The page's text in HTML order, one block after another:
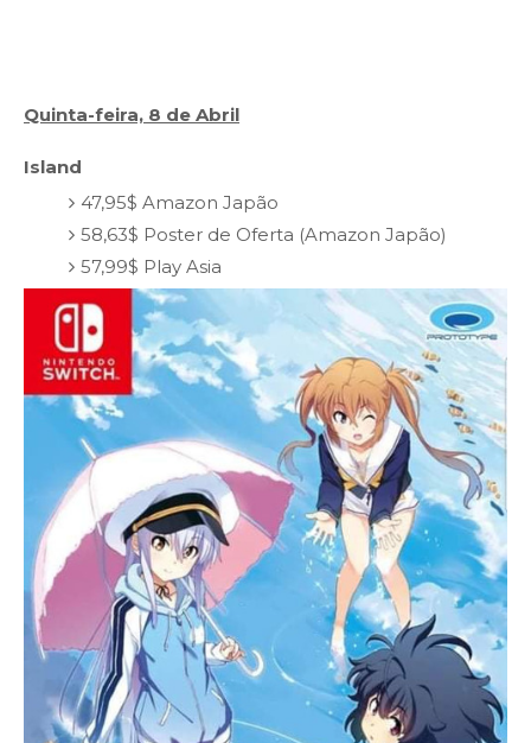
Quinta-feira, 8 de Abril
Island
47,95$ Amazon Japão
58,63$ Poster de Oferta (Amazon Japão)
57,99$ Play Asia